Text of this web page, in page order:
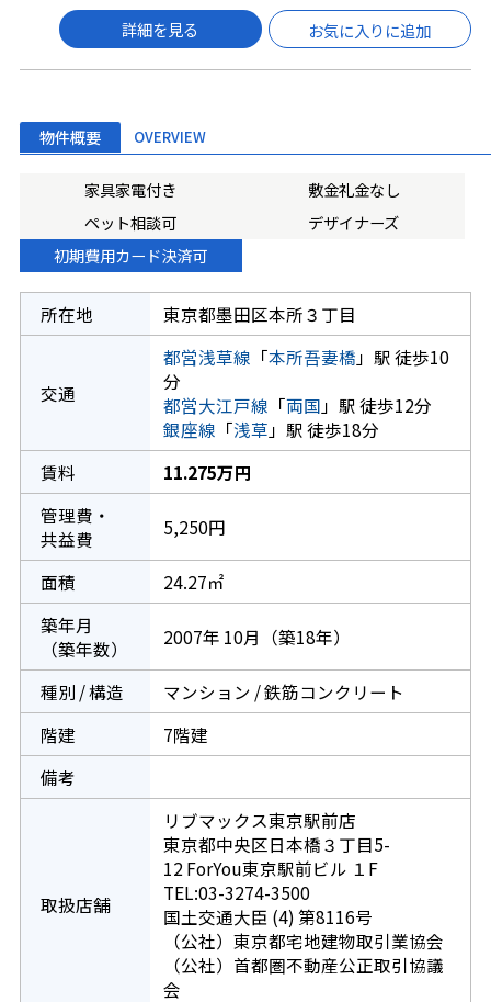
詳細を見る お気に入りに追加
物件概要 OVERVIEW
家具家電付き
敷金礼金なし
ペット相談可
デザイナーズ
初期費用カード決済可
所在地 東京都墨田区本所３丁目
交通
都営浅草線 「本所吾妻橋 」駅 徒歩10
分
都営大江戸線 「両国 」駅 徒歩12分
銀座線 「浅草 」駅 徒歩18分
賃料
11.275万円
管理費・
共益費
5,250円
面積
24.27㎡
築年月
（築年数）
2007年 10月（築18年）
種別 / 構造
マンション / 鉄筋コンクリート
階建
7階建
備考
取扱店舗
リブマックス東京駅前店
東京都中央区日本橋３丁目5-
12 ForYou東京駅前ビル １F
TEL:03-3274-3500
国土交通大臣 (4) 第8116号
（公社）東京都宅地建物取引業協会
（公社）首都圏不動産公正取引協議
会